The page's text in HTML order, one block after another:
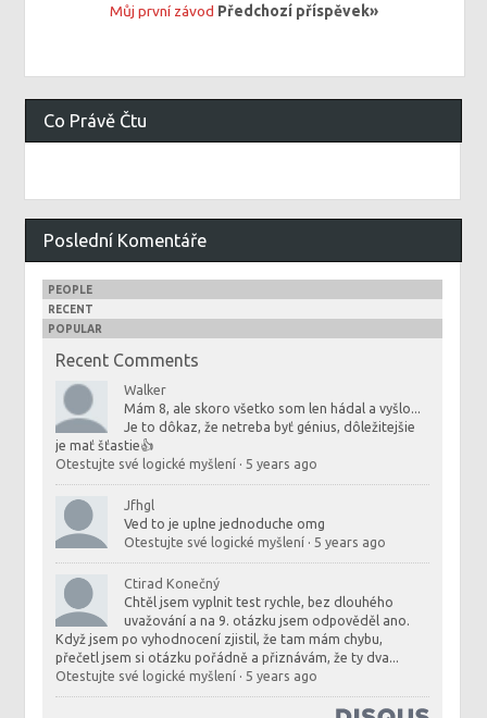
Můj první závod Předchozí příspěvek»
Co Právě Čtu
Poslední Komentáře
PEOPLE
RECENT
POPULAR
Recent Comments
Walker
Mám 8, ale skoro všetko som len hádal a vyšlo...
Je to dôkaz, že netreba byť génius, dôležitejšie
je mať šťastie👍
Otestujte své logické myšlení · 5 years ago
Jfhgl
Ved to je uplne jednoduche omg
Otestujte své logické myšlení · 5 years ago
Ctirad Konečný
Chtěl jsem vyplnit test rychle, bez dlouhého
uvažování a na 9. otázku jsem odpověděl ano.
Když jsem po vyhodnocení zjistil, že tam mám chybu,
přečetl jsem si otázku pořádně a přiznávám, že ty dva...
Otestujte své logické myšlení · 5 years ago